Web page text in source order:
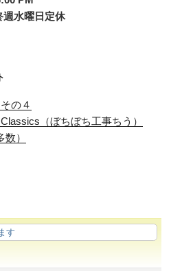
週水曜日定休
の４
（ぼちぼち工事ちう）
）
す